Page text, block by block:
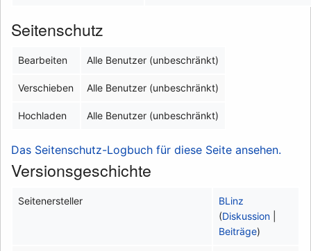
Seitenschutz
Bearbeiten Alle Benutzer (unbeschränkt)
Verschieben Alle Benutzer (unbeschränkt)
Hochladen Alle Benutzer (unbeschränkt)
Das Seitenschutz-Logbuch für diese Seite ansehen.
Versionsgeschichte
Seitenersteller
BLinz
(Diskussion
Beiträge)